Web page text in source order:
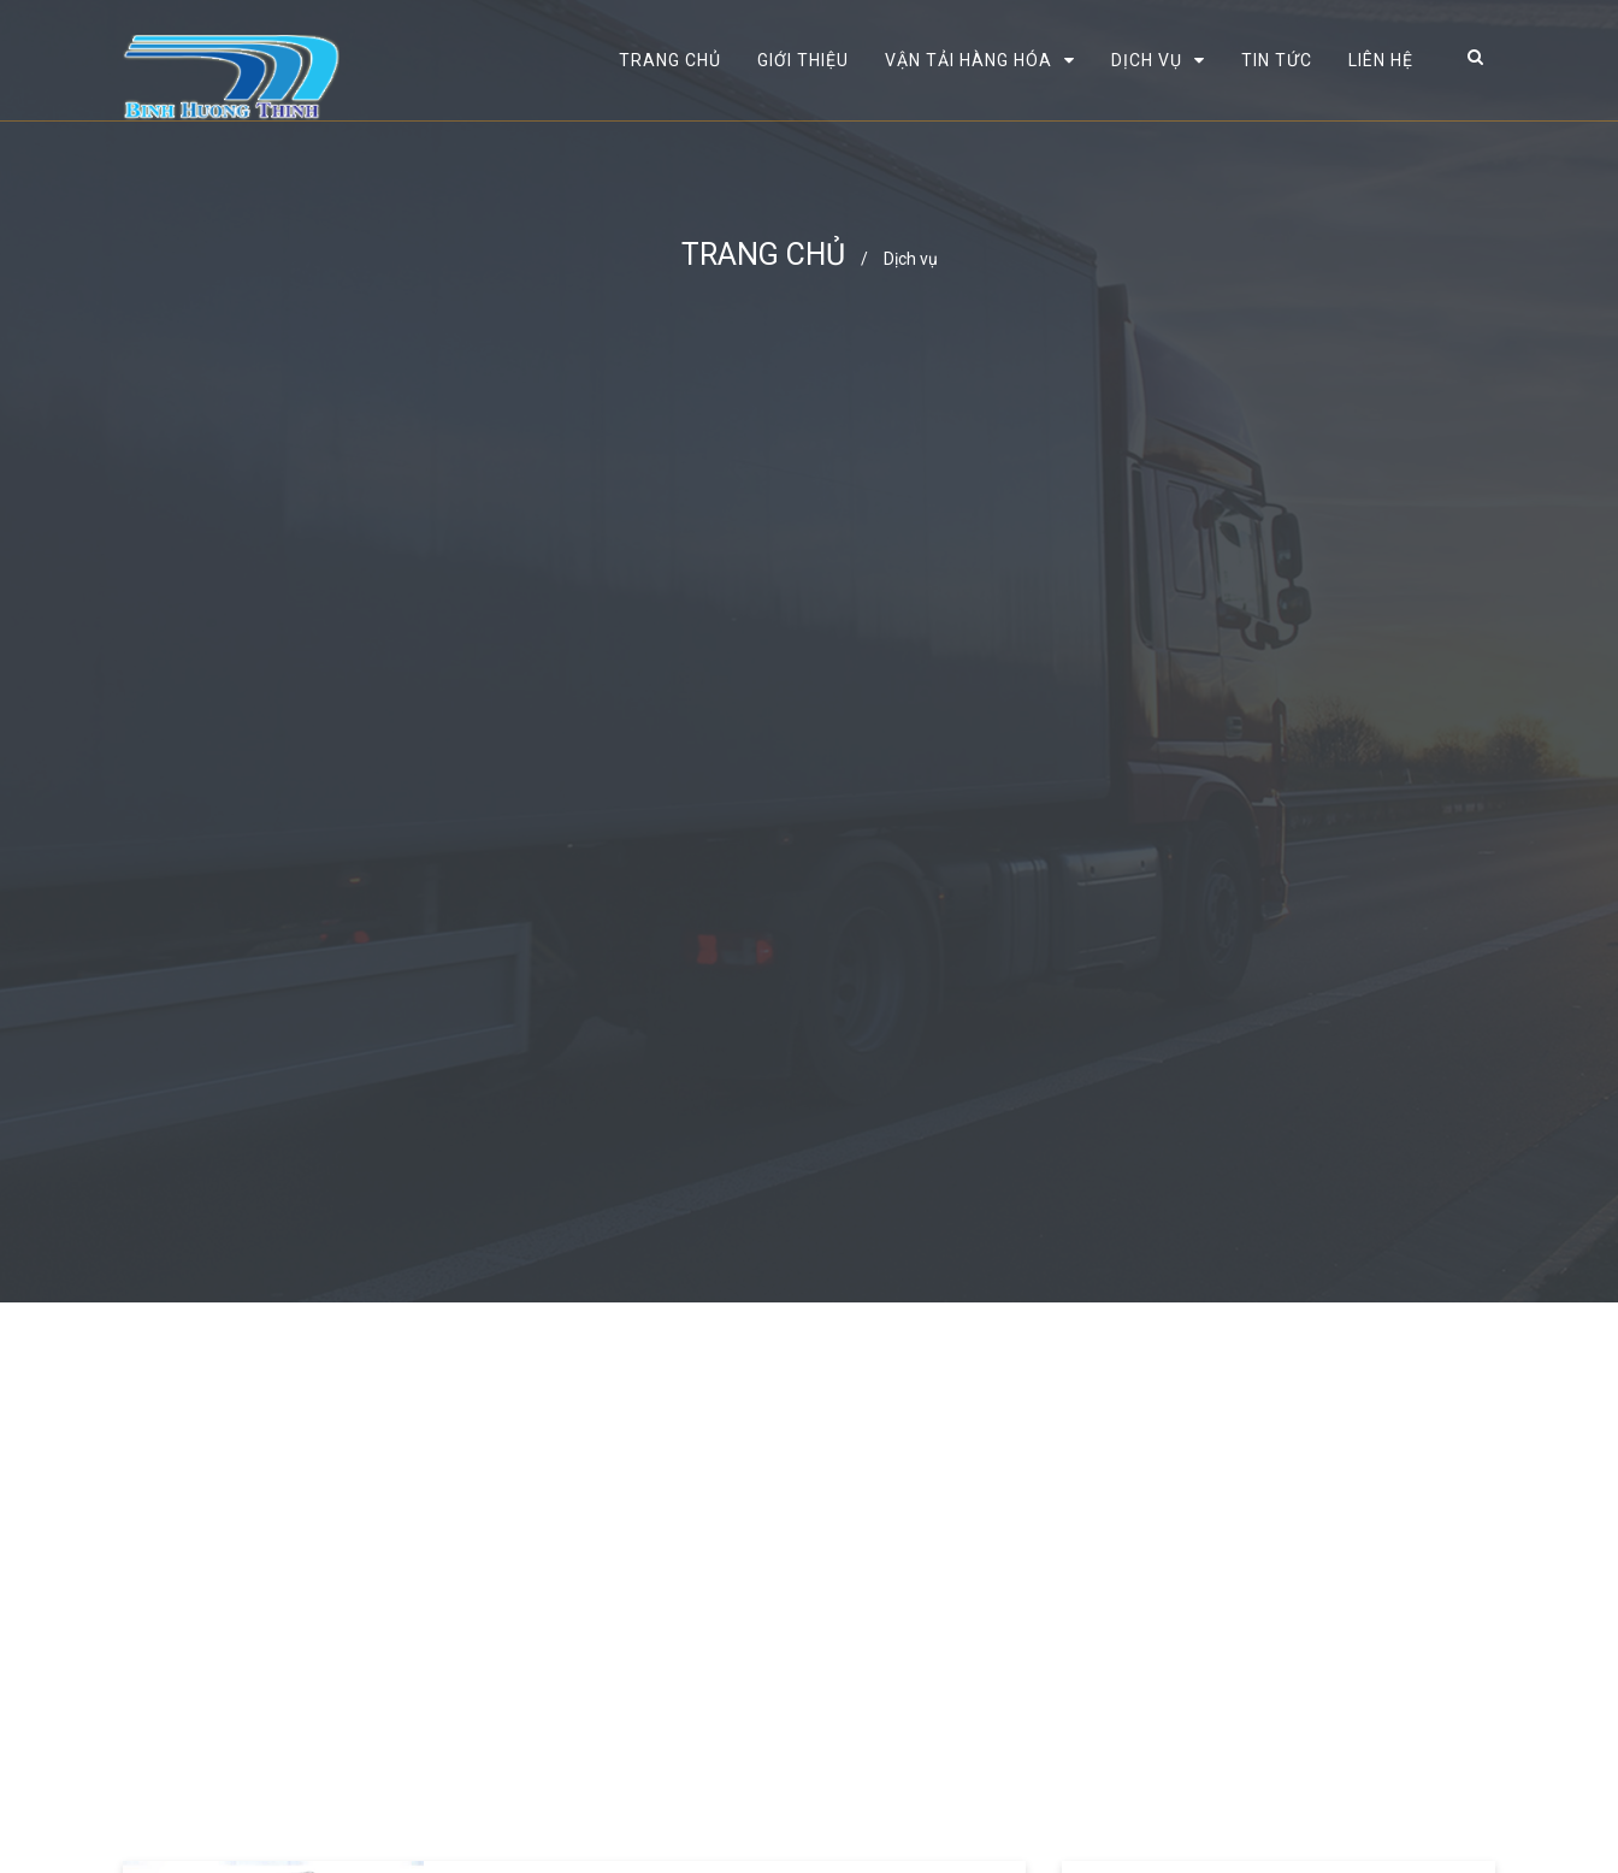
TRANG CHỦ GIỚI THIỆU VẬN TẢI HÀNG HÓA DỊCH VỤ TIN TỨC LIÊN HỆ
TRANG CHỦ / Dịch vụ